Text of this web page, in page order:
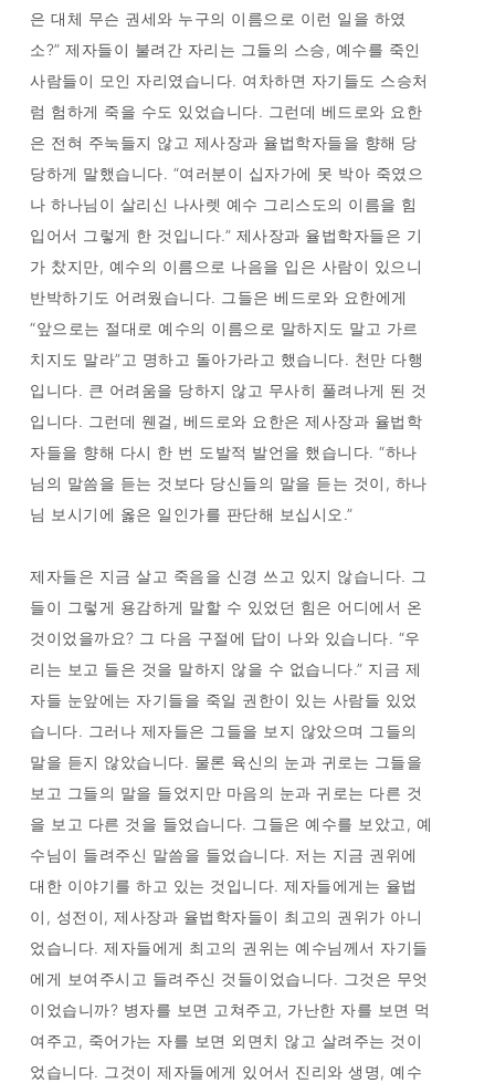
은 대체 무슨 권세와 누구의 이름으로 이런 일을 하였
소?” 제자들이 불려간 자리는 그들의 스승, 예수를 죽인
사람들이 모인 자리였습니다. 여차하면 자기들도 스승처
럼 험하게 죽을 수도 있었습니다. 그런데 베드로와 요한
은 전혀 주눅들지 않고 제사장과 율법학자들을 향해 당
당하게 말했습니다. “여러분이 십자가에 못 박아 죽였으
나 하나님이 살리신 나사렛 예수 그리스도의 이름을 힘
입어서 그렇게 한 것입니다.” 제사장과 율법학자들은 기
가 찼지만, 예수의 이름으로 나음을 입은 사람이 있으니
반박하기도 어려웠습니다. 그들은 베드로와 요한에게
“앞으로는 절대로 예수의 이름으로 말하지도 말고 가르
치지도 말라”고 명하고 돌아가라고 했습니다. 천만 다행
입니다. 큰 어려움을 당하지 않고 무사히 풀려나게 된 것
입니다. 그런데 웬걸, 베드로와 요한은 제사장과 율법학
자들을 향해 다시 한 번 도발적 발언을 했습니다. “하나
님의 말씀을 듣는 것보다 당신들의 말을 듣는 것이, 하나
님 보시기에 옳은 일인가를 판단해 보십시오.”
제자들은 지금 살고 죽음을 신경 쓰고 있지 않습니다. 그
들이 그렇게 용감하게 말할 수 있었던 힘은 어디에서 온
것이었을까요? 그 다음 구절에 답이 나와 있습니다. “우
리는 보고 들은 것을 말하지 않을 수 없습니다.” 지금 제
자들 눈앞에는 자기들을 죽일 권한이 있는 사람들 있었
습니다. 그러나 제자들은 그들을 보지 않았으며 그들의
말을 듣지 않았습니다. 물론 육신의 눈과 귀로는 그들을
보고 그들의 말을 들었지만 마음의 눈과 귀로는 다른 것
을 보고 다른 것을 들었습니다. 그들은 예수를 보았고, 예
수님이 들려주신 말씀을 들었습니다. 저는 지금 권위에
대한 이야기를 하고 있는 것입니다. 제자들에게는 율법
이, 성전이, 제사장과 율법학자들이 최고의 권위가 아니
었습니다. 제자들에게 최고의 권위는 예수님께서 자기들
에게 보여주시고 들려주신 것들이었습니다. 그것은 무엇
이었습니까? 병자를 보면 고쳐주고, 가난한 자를 보면 먹
여주고, 죽어가는 자를 보면 외면치 않고 살려주는 것이
었습니다. 그것이 제자들에게 있어서 진리와 생명, 예수